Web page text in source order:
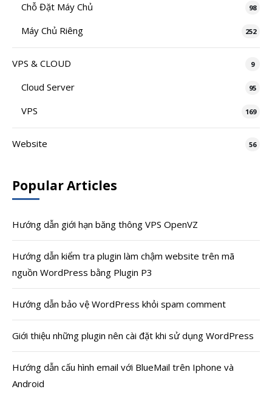
Chỗ Đặt Máy Chủ 98
Máy Chủ Riêng 252
VPS & CLOUD 9
Cloud Server 95
VPS 169
Website 56
Popular Articles
Hướng dẫn giới hạn băng thông VPS OpenVZ
Hướng dẫn kiểm tra plugin làm chậm website trên mã
nguồn WordPress bằng Plugin P3
Hướng dẫn bảo vệ WordPress khỏi spam comment
Giới thiệu những plugin nên cài đặt khi sử dụng WordPress
Hướng dẫn cấu hình email với BlueMail trên Iphone và
Android